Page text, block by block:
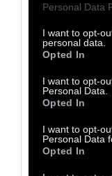
Personal Data
I want to opt-
personal data.
Opted In
I want to opt-
Personal Data.
Opted In
I want to opt-
Personal Data
Opted In
Στη νέα
καλλιτέχνες
με έμπνευση
Πώς
σύγχρονους
το έργο, η
καβαφικό